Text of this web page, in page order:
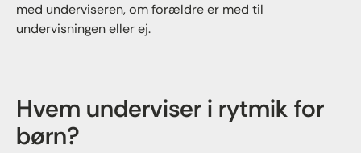
med underviseren, om forældre er med til
undervisningen eller ej.
Hvem underviser i rytmik for
børn?